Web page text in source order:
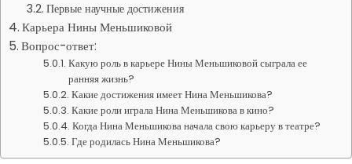
Первые научные достижения
Карьера Нины Меньшиковой
Вопрос-ответ:
Какую роль в карьере Нины Меньшиковой сыграла ее
ранняя жизнь?
Какие достижения имеет Нина Меньшикова?
Какие роли играла Нина Меньшикова в кино?
Когда Нина Меньшикова начала свою карьеру в театре?
Где родилась Нина Меньшикова?